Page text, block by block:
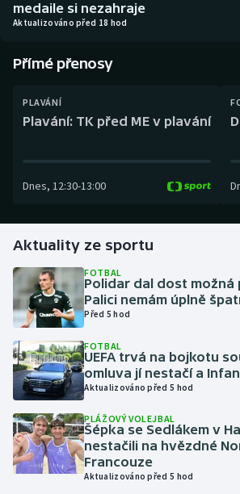
Boby a skeleton
Box
Curling
Golf
Gymnastika
Házená
Jezdectví
Judo
Krasobruslení
AZ kvíz
medaile si nezahraje
Aktualizováno před 18 hod
Přímé přenosy
PLAVÁNÍ
Plavání: TK před ME v plavání
Dnes, 12:30-13:00
Aktuality ze sportu
FOTBAL
Polidar dal dost možná
Palici nemám úplně
Před 5 hod
FOTBAL
UEFA trvá na bojkotu
omluva jí nestačí a
Aktualizováno před 5 hod
PLÁŽOVÝ VOLEJBAL
Šépka se Sedlákem v
nestačili na hvězdné
Francouze
Aktualizováno před 5 hod